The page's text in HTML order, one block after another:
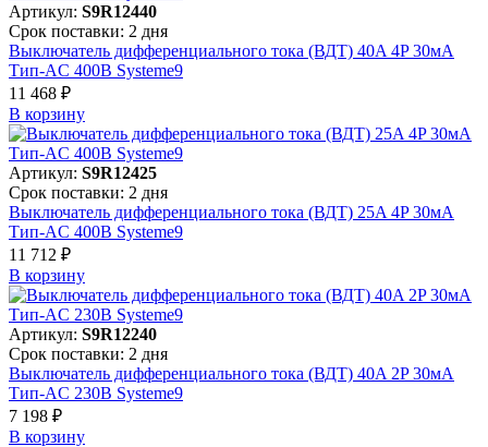
Артикул: S9R12440
Срок поставки: 2 дня
Выключатель дифференциального тока (ВДТ) 40A 4P 30мА
Тип-AC 400В Systeme9
11 468 ₽
В корзинy
Артикул: S9R12425
Срок поставки: 2 дня
Выключатель дифференциального тока (ВДТ) 25A 4P 30мА
Тип-AC 400В Systeme9
11 712 ₽
В корзинy
Артикул: S9R12240
Срок поставки: 2 дня
Выключатель дифференциального тока (ВДТ) 40A 2P 30мА
Тип-AC 230В Systeme9
7 198 ₽
В корзинy